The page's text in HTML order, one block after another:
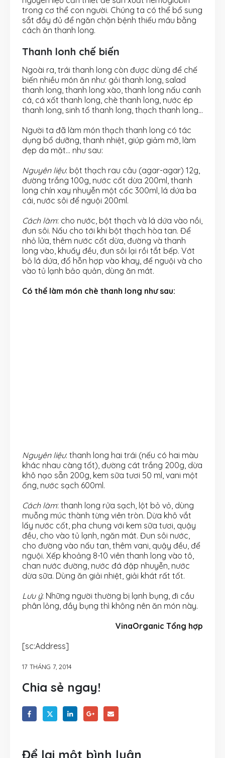
trong cơ thể con người. Chúng ta có thể bổ sung
sắt đầy đủ để ngăn chặn bệnh thiếu máu bằng
cách ăn thanh long.
Thanh lonh chế biến
Ngoài ra, trái thanh long còn được dùng để chế
biến nhiều món ăn như: gỏi thanh long, salad
thanh long, thanh long xào, thanh long nấu canh
cá, cá xốt thanh long, chè thanh long, nước ép
thanh long, sinh tố thanh long, thạch thanh long…
Người ta đã làm món thạch thanh long có tác
dụng bổ dưỡng, thanh nhiệt, giúp giảm mỡ, làm
đẹp da mặt… như sau:
Nguyên liệu: bột thạch rau câu (agar-agar) 12g,
đường trắng 100g, nước cốt dừa 200ml, thanh
long chín xay nhuyễn một cốc 300ml, lá dứa ba
cái, nước sôi để nguội 200ml.
Cách làm: cho nước, bột thạch và lá dứa vào nồi,
đun sôi. Nấu cho tới khi bột thạch hòa tan. Để
nhỏ lửa, thêm nước cốt dừa, đường và thanh
long vào, khuấy đều, đun sôi lại rồi tắt bếp. Vớt
bỏ lá dứa, đổ hỗn hợp vào khay, để nguội và cho
vào tủ lạnh bảo quản, dùng ăn mát.
Có thể làm món chè thanh long như sau:
Nguyên liệu: thanh long hai trái (nếu có hai màu
khác nhau càng tốt), đường cát trắng 200g, dừa
khô nạo sẵn 200g, kem sữa tươi 50 ml, vani một
ống, nước sạch 600ml.
Cách làm: thanh long rửa sạch, lột bỏ vỏ, dùng
muỗng múc thành từng viên tròn. Dừa khô vắt
lấy nước cốt, pha chung với kem sữa tươi, quậy
đều, cho vào tủ lạnh, ngăn mát. Đun sôi nước,
cho đường vào nấu tan, thêm vani, quậy đều, để
nguội. Xếp khoảng 8-10 viên thanh long vào tô,
chan nước đường, nước đá đập nhuyễn, nước
dừa sữa. Dùng ăn giải nhiệt, giải khát rất tốt.
Lưu ý: Những người thường bị lạnh bụng, đi cầu
phân lỏng, đầy bụng thì không nên ăn món này.
VinaOrganic Tổng hợp
[sc:Address]
17 THÁNG 7, 2014
Chia sẻ ngay!
Để lại một bình luận